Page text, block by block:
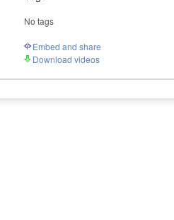
No tags
Embed and share
Download videos